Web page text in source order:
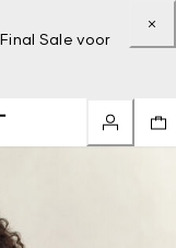
Sale voor